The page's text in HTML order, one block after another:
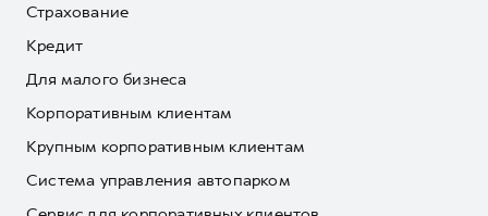
Страхование
Кредит
Для малого бизнеса
Корпоративным клиентам
Крупным корпоративным клиентам
Система управления автопарком